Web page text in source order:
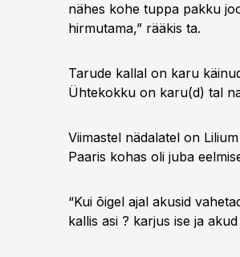
nähes kohe tuppa pakku
hirmutama,” rääkis ta.
Tarude kallal on karu
Ühtekokku on karu(d) tal
Viimastel nädalatel on
Paaris kohas oli juba
“Kui õigel ajal akusid
kallis asi ? karjus ise ja